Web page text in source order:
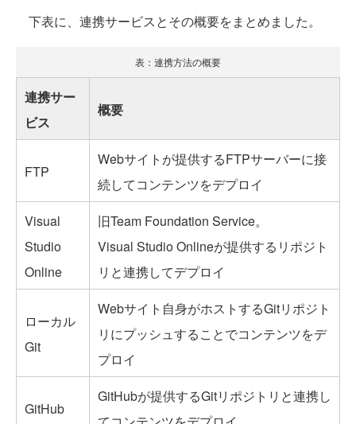
下表に、連携サービスとその概要をまとめました。
表：連携方法の概要
連携サー
ビス
概要
FTP
Webサイトが提供するFTPサーバーに接
続してコンテンツをデプロイ
Visual
Studio
Online
旧Team Foundation Service。
Visual Studio Onlineが提供するリポジト
リと連携してデプロイ
ローカル
Git
Webサイト自身がホストするGitリポジト
リにプッシュすることでコンテンツをデ
プロイ
GitHub
GitHubが提供するGitリポジトリと連携し